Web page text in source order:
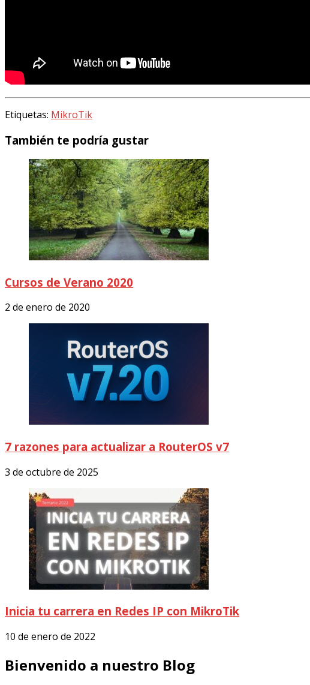
Etiquetas: MikroTik
También te podría gustar
Cursos de Verano 2020
2 de enero de 2020
7 razones para actualizar a RouterOS v7
3 de octubre de 2025
Inicia tu carrera en Redes IP con MikroTik
10 de enero de 2022
Bienvenido a nuestro Blog